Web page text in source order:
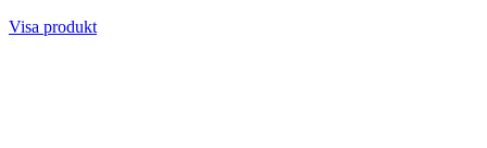
Visa produkt